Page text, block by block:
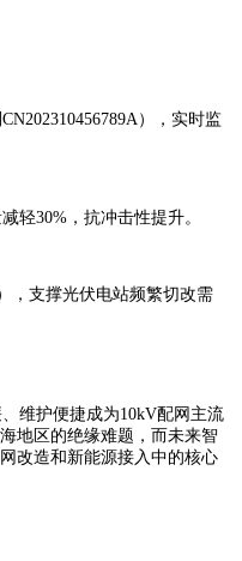
），实时监
轻30%，抗冲击性提升。
，支撑光伏电站频繁切改需
维护便捷成为10kV配网主流
地区的绝缘难题，而未来智
改造和新能源接入中的核心